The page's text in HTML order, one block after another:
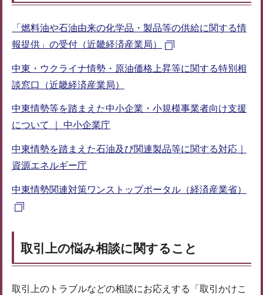
「燃料油や石油由来の化学品・製品等の供給に関する情
報提供」の受付（近畿経済産業局）
中東・ウクライナ情勢・原油価格上昇等に関する特別相
談窓口（近畿経済産業局）
中東情勢等を踏まえた中小企業・小規模事業者向け支援
について ｜ 中小企業庁
中東情勢を踏まえた石油及び関連製品等に関する対応｜
資源エネルギー庁
中東情勢関連対策ワンストップポータル（経済産業省）
取引上の悩み相談に関すること
取引上のトラブルなどの相談にお応えする「取引かけこ